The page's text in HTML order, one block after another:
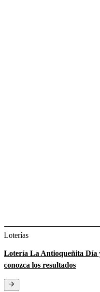
Loterías
Lotería La Antioqueñita Día
conozca los resultados